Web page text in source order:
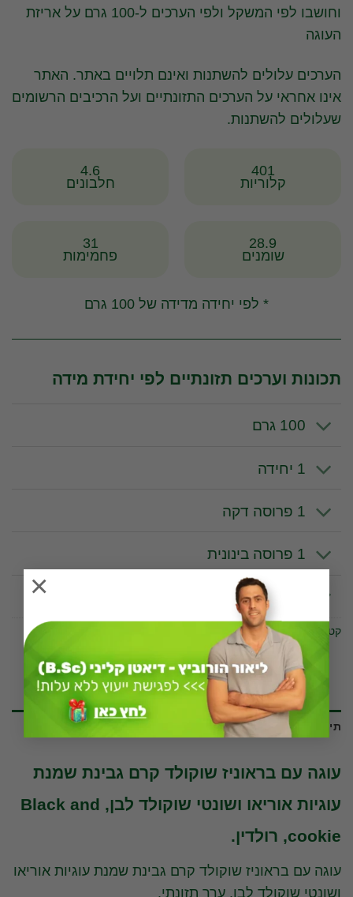
×
וחושבו לפי המשקל ולפי הערכים ל-100 גרם על אריזת
העוגה
הערכים עלולים להשתנות ואינם תלויים באתר. האתר
אינו אחראי על הערכים התזונתיים ועל הרכיבים הרשומים
שעלולים להשתנות.
401
קלוריות
4.6
חלבונים
28.9
שומנים
31
פחמימות
* לפי יחידה מדידה של 100 גרם
תכונות וערכים תזונתיים לפי יחידת מידה
100 גרם
1 יחידה
1 פרוסה דקה
1 פרוסה בינונית
קטגוריה: מתוקים וחטיפים
תיאור
עוגה עם בראוניז שוקולד קרם גבינת שמנת
עוגיות אוריאו ושונטי שוקולד לבן, Black and
cookie, רולדין.
עוגה עם בראוניז שוקולד קרם גבינת שמנת עוגיות אוריאו
ושונטי שוקולד לבן. ערך תזונתי.